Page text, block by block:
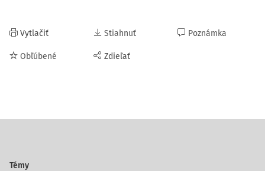
Vytlačiť
Obľúbené
Stiahnuť
Zdieľať
Poznámka
Témy